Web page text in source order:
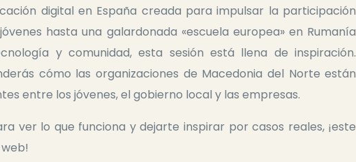
digital en España creada para impulsar la participación
hasta una galardonada «escuela europea» en Rumanía
y comunidad, esta sesión está llena de inspiración.
cómo las organizaciones de Macedonia del Norte están
entre los jóvenes, el gobierno local y las empresas.
ver lo que funciona y dejarte inspirar por casos reales, ¡este